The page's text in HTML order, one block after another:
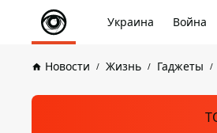
Украина Война
Новости Жизнь Гаджеты